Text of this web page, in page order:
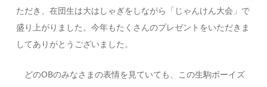
ただき、在団生は大はしゃぎをしながら「じゃんけん大会」で
盛り上がりました。今年もたくさんのプレゼントをいただきま
してありがとうございました。
どのOBのみなさまの表情を見ていても、この生駒ボーイズ